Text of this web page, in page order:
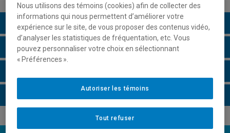
Description du cours
Horaire - Été 2026
Nous utilisons des témoins (cookies) afin de collecter des
informations qui nous permettent d’améliorer votre
expérience sur le site, de vous proposer des contenus vidéo,
d’analyser les statistiques de fréquentation, etc. Vous
pouvez personnaliser votre choix en sélectionnant
« Préférences ».
Tout refuser
Autoriser les témoins